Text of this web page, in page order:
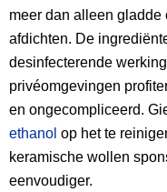
meer dan alleen
afdichten. De
desinfecterende
privéomgevingen
en ongecompliceerd.
ethanol op het te
keramische wollen
eenvoudiger.